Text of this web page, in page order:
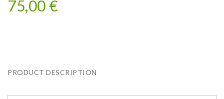
75,00 €
PRODUCT DESCRIPTION